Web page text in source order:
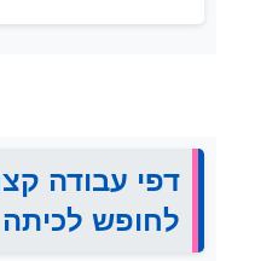
דפי עבודה
לחופש